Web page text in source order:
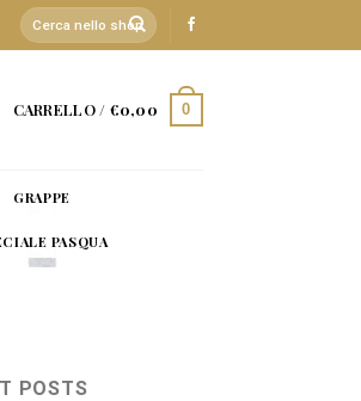
Cerca:
CARRELLO / €0,00 0
GRAPPE
PASQUA
POSTS